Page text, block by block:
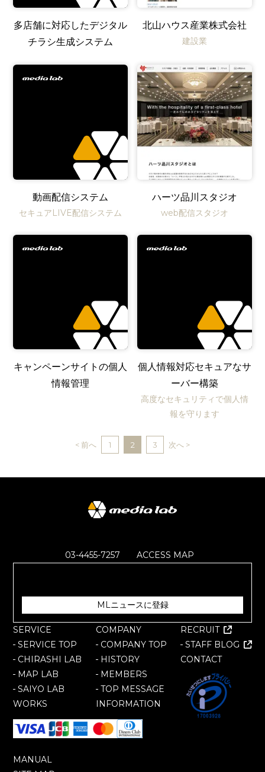
多店舗に対応したデジタル
チラシ生成システム
北山ハウス産業株式会社
建設業
動画配信システム
セキュアLIVE配信システム
ハーツ品川スタジオ
web配信スタジオ
キャンペーンサイトの個人
情報管理
個人情報対応セキュアなサ
ーバー構築
高度なセキュリティで個人情
報を守ります
< 前へ 1 2 3 次へ >
03-4455-7257
ACCESS MAP
MLニュースに登録
SERVICE
SERVICE TOP
CHIRASHI LAB
MAP LAB
SAIYO LAB
WORKS
COMPANY
COMPANY TOP
HISTORY
MEMBERS
TOP MESSAGE
INFORMATION
RECRUIT
STAFF BLOG
CONTACT
MANUAL